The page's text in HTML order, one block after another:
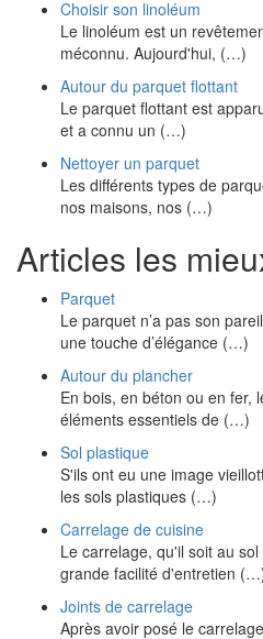
Choisir son linoléum
Le linoléum est un
méconnu. Aujourd'hui, (…)
Autour du parquet flottant
Le parquet flottant est
et a connu un (…)
Nettoyer un parquet
Les différents types de
nos maisons, nos (…)
Articles les
Parquet
Le parquet n’a pas son
une touche d’élégance (…)
Autour du plancher
En bois, en béton ou en fer,
éléments essentiels de (…)
Sol plastique
S'ils ont eu une image
les sols plastiques (…)
Carrelage de cuisine
Le carrelage, qu'il soit au
grande facilité d'entretien
Joints de carrelage
Après avoir posé le